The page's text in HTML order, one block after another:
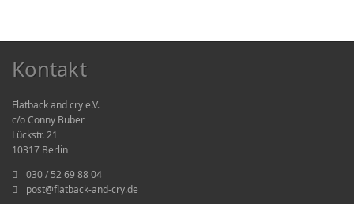
Kontakt
Flatback and cry e.V.
c/o Conny Buber
Lückstr. 21
10317 Berlin
030 / 52 69 88 04
post@flatback-and-cry.de